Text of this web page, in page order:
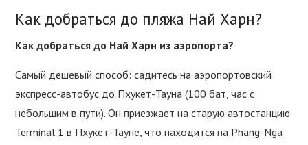
Как добраться до пляжа Най Харн?
Как добраться до Най Харн из аэропорта?
Самый дешевый способ: садитесь на аэропортовский
экспресс-автобус до Пхукет-Тауна (100 бат, час с
небольшим в пути). Он приезжает на старую автостанцию
Terminal 1 в Пхукет-Тауне, что находится на Phang-Nga